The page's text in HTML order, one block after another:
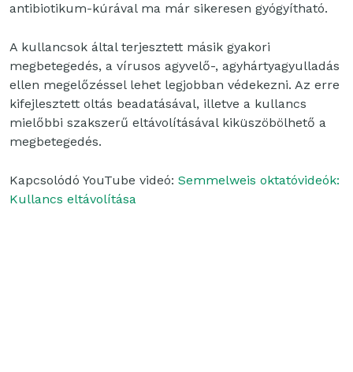
antibiotikum-kúrával ma már sikeresen gyógyítható.
A kullancsok által terjesztett másik gyakori
megbetegedés, a vírusos agyvelő-, agyhártyagyulladás
ellen megelőzéssel lehet legjobban védekezni. Az erre
kifejlesztett oltás beadatásával, illetve a kullancs
mielőbbi szakszerű eltávolításával kiküszöbölhető a
megbetegedés.
Kapcsolódó YouTube videó: Semmelweis oktatóvideók:
Kullancs eltávolítása